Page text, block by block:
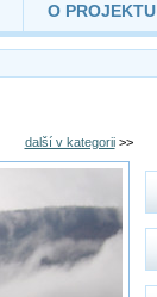
O PROJEKTU
další v kategorii>>